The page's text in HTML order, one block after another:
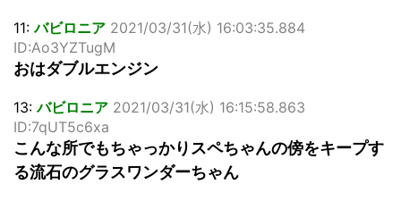
11:バビロニア 2021/03/31(水) 16:03:35.884
ID:Ao3YZTugM
おはダブルエンジン
13:バビロニア 2021/03/31(水) 16:15:58.863
ID:7qUT5c6xa
こんな所でもちゃっかりスペちゃんの傍をキープす
る流石のグラスワンダーちゃん